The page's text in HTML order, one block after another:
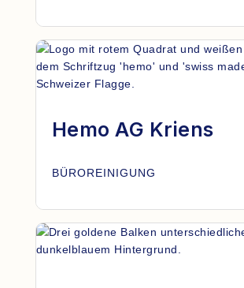
Hemo AG Kriens
BÜROREINIGUNG